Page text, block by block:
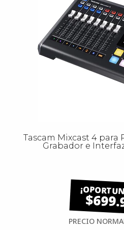
Tascam Mixcast 4 para
Grabador e
PRECIO